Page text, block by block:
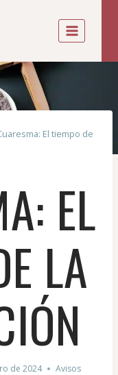
El tiempo de
EL
LA
de 2024 Avisos